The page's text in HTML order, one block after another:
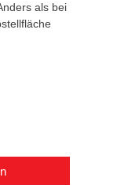
als bei